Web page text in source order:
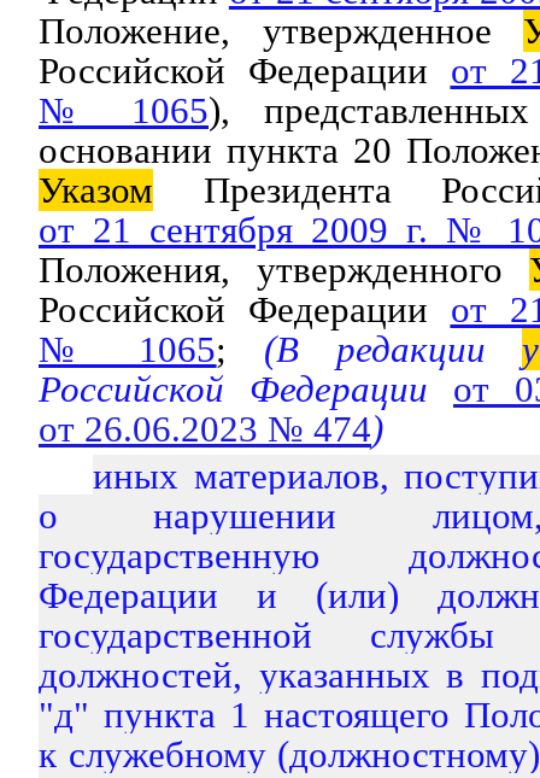
Положение, утвержденное
Российской Федерации от
№ 1065),
основании пункта 20
Указом Президента
от 21 сентября 2009 г. №
Положения, утвержденного
Российской Федерации от
№ 1065; (В редакции
Российской Федерации от
от 26.06.2023 № 474)
иных материалов,
о нарушении
государственную
Федерации и (или)
государственной
должностей, указанных в
"д" пункта 1 настоящего
к служебному